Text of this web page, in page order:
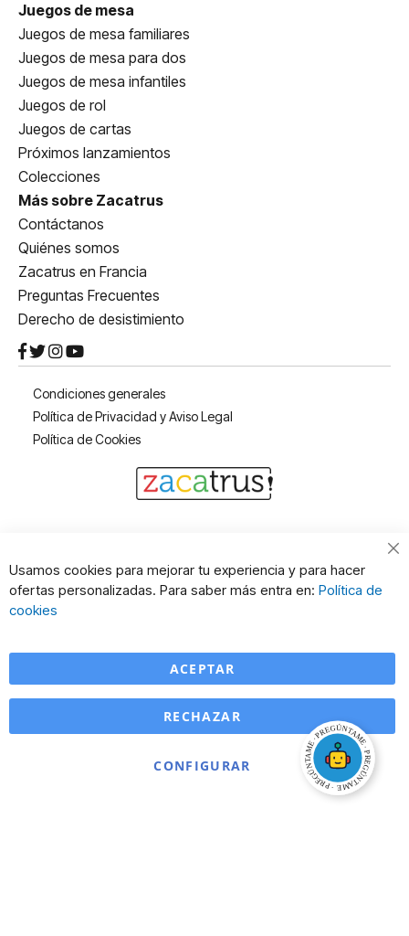
Juegos de mesa
Juegos de mesa familiares
Juegos de mesa para dos
Juegos de mesa infantiles
Juegos de rol
Juegos de cartas
Próximos lanzamientos
Colecciones
Más sobre Zacatrus
Contáctanos
Quiénes somos
Zacatrus en Francia
Preguntas Frecuentes
Derecho de desistimiento
Condiciones generales
Política de Privacidad y Aviso Legal
Política de Cookies
Usamos cookies para mejorar tu experiencia y para hacer
ofertas personalizadas. Para saber más entra en: Política de
cookies
ACEPTAR
CONFIGURAR
RECHAZAR